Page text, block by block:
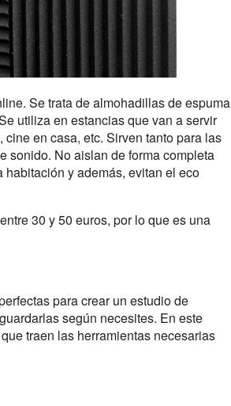
Se trata de almohadillas de espuma
utiliza en estancias que van a servir
, cine en casa, etc. Sirven tanto para las
sonido. No aislan de forma completa
y además, evitan el eco
30 y 50 euros, por lo que es una
para crear un estudio de
según necesites. En este
traen las herramientas necesarias